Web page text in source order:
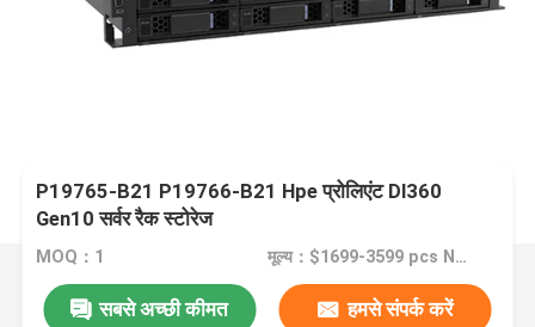
P19765-B21 P19766-B21 Hpe प्रोलिएंट Dl360
Gen10 सर्वर रैक स्टोरेज
MOQ：1 मूल्य：$1699-3599 pcs Negotiable
सबसे अच्छी कीमत हमसे संपर्क करें